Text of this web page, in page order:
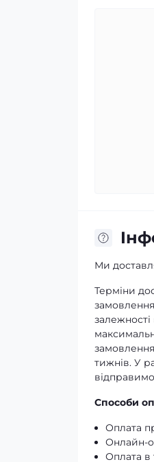
Ми
Терміни
тижнів. У
Способи
Оплата
Онлайн-
Оплата в